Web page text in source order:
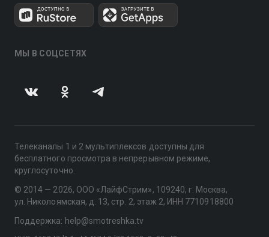
МЫ В СОЦСЕТЯХ
Телеканалы 1 и 2 мультиплексов доступны для
бесплатного просмотра в непрерывном режиме,
круглосуточно.
© 2014 — 2026, ООО «ЛайфСтрим», 109240, г. Москва,
ул. Николоямская, д. 13, стр. 2, этаж 2, ИНН 7710918800
Поддержка: help@smotreshka.tv